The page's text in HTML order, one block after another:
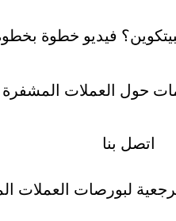
فيديو خطوة
حول العملات المشفرة
اتصل بنا
لبورصات العملات